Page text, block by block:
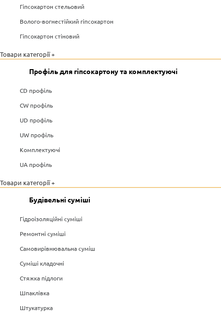
Гіпсокартон стельовий
Волого-вогнестійкий гіпсокартон
Гіпсокартон стіновий
Товари категорії +
Профіль для гіпсокартону та комплектуючі
CD профіль
CW профіль
UD профіль
UW профіль
Комплектуючі
UA профіль
Товари категорії +
Будівельні суміші
Гідроізоляційні суміші
Ремонтні суміші
Самовирівнювальна суміш
Суміші кладочні
Стяжка підлоги
Шпаклівка
Штукатурка